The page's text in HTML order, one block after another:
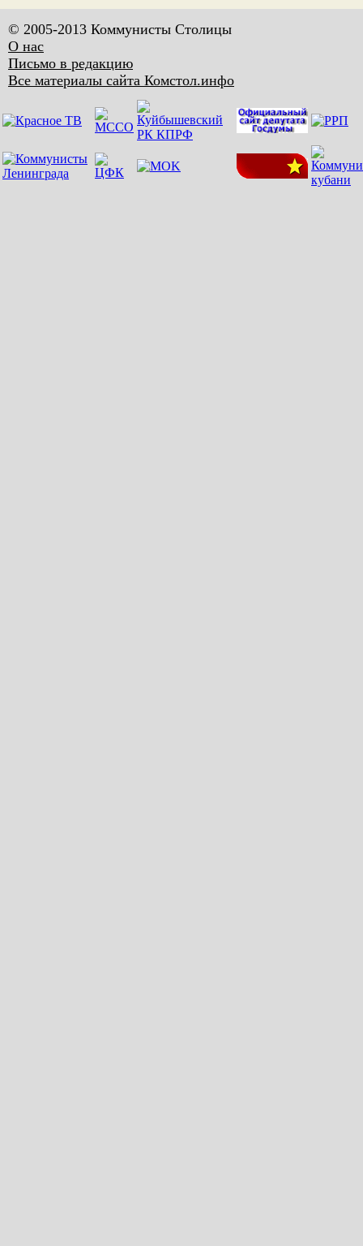
© 2005-2013 Коммунисты Столицы
О нас
Письмо в редакцию
Все материалы сайта Комстол.инфо